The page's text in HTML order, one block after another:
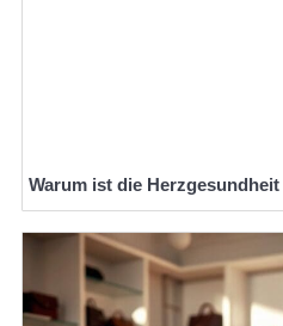
Warum ist die